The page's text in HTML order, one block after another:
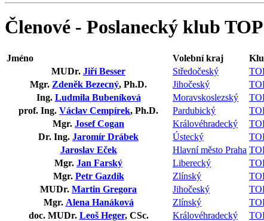
Členové - Poslanecký klub
Jméno Volební kraj
MUDr. Jiří Besser Středočeský
Mgr. Zdeněk Bezecný, Ph.D. Jihočeský
Ing. Ludmila Bubeníková Moravskoslezský
prof. Ing. Václav Cempírek, Ph.D. Pardubický
Mgr. Josef Cogan Královéhradecký
Dr. Ing. Jaromír Drábek Ústecký
Jaroslav Eček
Hlavní město Praha
Mgr. Jan Farský Liberecký
Mgr. Petr Gazdík Zlínský
MUDr. Martin Gregora Jihočeský
Mgr. Alena Hanáková Zlínský
doc. MUDr. Leoš Heger, CSc. Královéhradecký